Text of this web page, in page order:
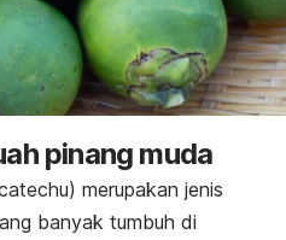
pinang muda
) merupakan jenis
banyak tumbuh di